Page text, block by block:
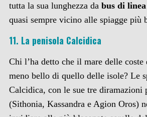
tutta la sua lunghezza da bus di linea
quasi sempre vicino alle spiagge più
11. La penisola Calcidica
Chi l’ha detto che il mare delle coste
meno bello di quello delle isole? Le
Calcidica, con le sue tre diramazioni
(Sithonia, Kassandra e Agion Oros)